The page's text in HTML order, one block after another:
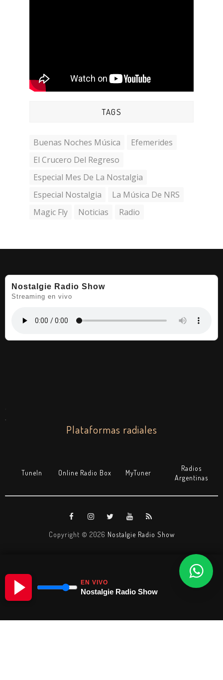
EN VIVO
Nostalgie Radio Show
TAGS
Buenas Noches Música
Efemerides
El Crucero Del Regreso
Especial Mes De La Nostalgia
Especial Nostalgia
La Música De NRS
Magic Fly
Noticias Radio
Nostalgie Radio Show
Streaming en vivo
.
Plataformas radiales
TuneIn Online Radio Box MyTuner
Radios
Argentinas
Copyright © 2026 Nostalgie Radio Show